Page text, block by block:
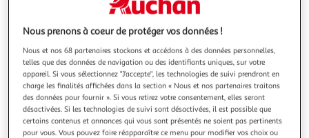
Illustration
précédente
Illustration
suivante
Livraison offerte
Nous prenons à coeur de protéger vos données !
Nous et nos 68 partenaires stockons et accédons à des données personnelles,
telles que des données de navigation ou des identifiants uniques, sur votre
appareil. Si vous sélectionnez "J'accepte", les technologies de suivi prendront en
charge les finalités affichées dans la section « Nous et nos partenaires traitons
des données pour fournir ». Si vous retirez votre consentement, elles seront
désactivées. Si les technologies de suivi sont désactivées, il est possible que
certains contenus et annonces qui vous sont présentés ne soient pas pertinents
pour vous. Vous pouvez faire réapparaître ce menu pour modifier vos choix ou